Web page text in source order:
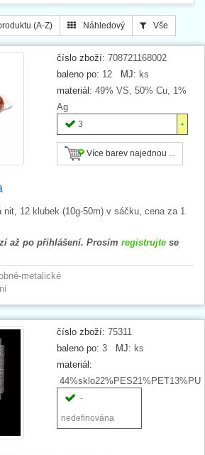
(A-Z) Náhledový Vše
číslo zboží: 708721168002
baleno po: 12 MJ: ks
materiál: 49% VS, 50% Cu, 1%
Ag
3
Více barev najednou ...
12 klubek (10g-50m) v sáčku, cena za 1
až po přihlášení. Prosím registrujte se
metalické
číslo zboží: 75311
baleno po: 3 MJ: ks
materiál:
44%sklo22%PES21%PET13%PU
-
nedefinována